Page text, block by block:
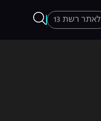
לאתר רשת 13